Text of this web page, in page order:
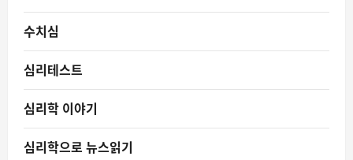
수치심
심리테스트
심리학 이야기
심리학으로 뉴스읽기